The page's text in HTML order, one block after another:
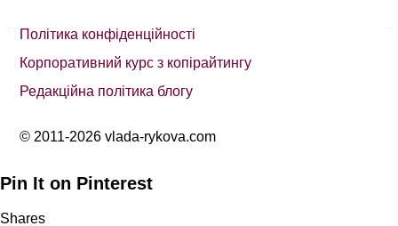
Політика конфіденційності
Корпоративний курс з копірайтингу
Редакційна політика блогу
© 2011-2026 vlada-rykova.com
Pin It on Pinterest
Shares